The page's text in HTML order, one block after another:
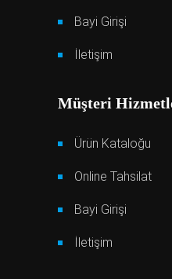
Bayi Girişi
İletişim
Müşteri
Ürün Kataloğu
Online Tahsilat
Bayi Girişi
İletişim